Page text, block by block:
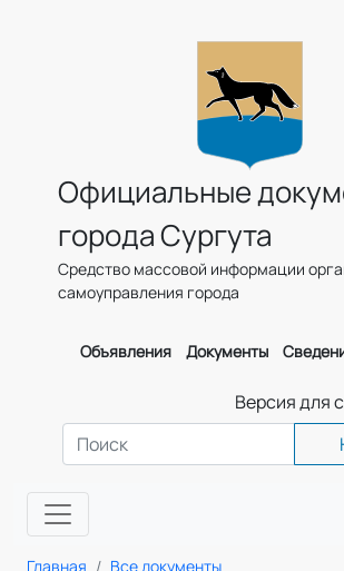
Официальные
города Сургута
Средство массовой информации
самоуправления города
Объявления Документы
Версия для
Главная
Все документы